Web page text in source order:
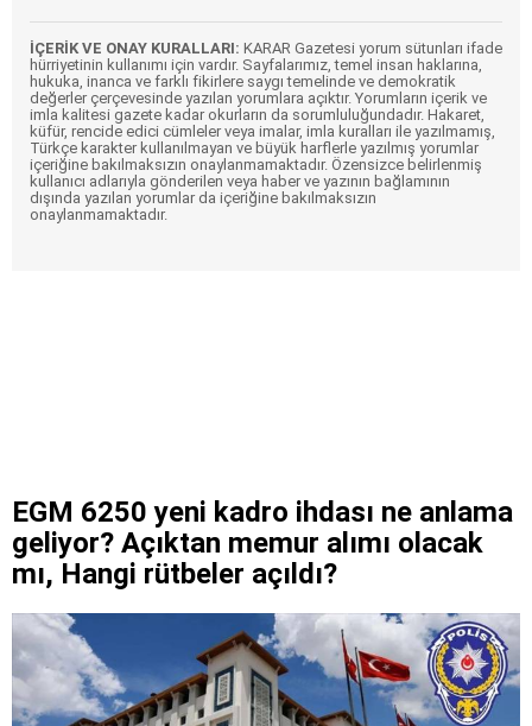
İÇERİK VE ONAY KURALLARI: KARAR Gazetesi yorum sütunları ifade
hürriyetinin kullanımı için vardır. Sayfalarımız, temel insan haklarına,
hukuka, inanca ve farklı fikirlere saygı temelinde ve demokratik
değerler çerçevesinde yazılan yorumlara açıktır. Yorumların içerik ve
imla kalitesi gazete kadar okurların da sorumluluğundadır. Hakaret,
küfür, rencide edici cümleler veya imalar, imla kuralları ile yazılmamış,
Türkçe karakter kullanılmayan ve büyük harflerle yazılmış yorumlar
içeriğine bakılmaksızın onaylanmamaktadır. Özensizce belirlenmiş
kullanıcı adlarıyla gönderilen veya haber ve yazının bağlamının
dışında yazılan yorumlar da içeriğine bakılmaksızın
onaylanmamaktadır.
EGM 6250 yeni kadro ihdası ne anlama
geliyor? Açıktan memur alımı olacak
mı, Hangi rütbeler açıldı?